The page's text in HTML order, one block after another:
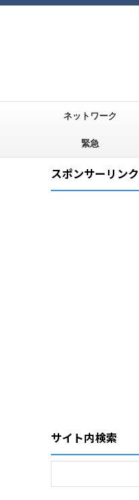
ネットワーク
緊急
スポンサーリンク
サイト内検索